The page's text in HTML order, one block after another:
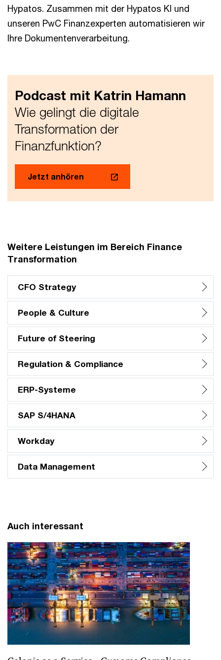
Hypatos. Zusammen mit der Hypatos KI und
unseren PwC Finanzexperten automatisieren wir
Ihre Dokumentenverarbeitung.
Podcast mit Katrin Hamann
Wie gelingt die digitale
Transformation der
Finanzfunktion?
Jetzt anhören
Weitere Leistungen im Bereich Finance
Transformation
CFO Strategy
People & Culture
Future of Steering
Regulation & Compliance
ERP-Systeme
SAP S/4HANA
Workday
Data Management
Auch interessant